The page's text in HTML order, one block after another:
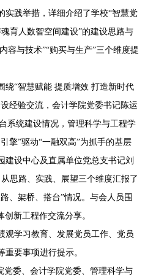
实践举措，详细介绍了学校“智慧党
育人数智空间建设”的建设思路与
容与技术”“购买与生产”三个维度提
绕“智慧赋能 提质增效 打造新时代
经验交流，会计学院党委书记陈运
系统建设情况，管理科学与工程学
擎”驱动“一融双高”为抓手的基层
建设中心及直属单位党总支书记刘
思路、实践、展望三个维度汇报了
、架桥、搭台”情况。与会人员围
新工程作交流分享。
观学习教育、发展党员工作、党员
要事项进行提示。
党委、会计学院党委、管理科学与